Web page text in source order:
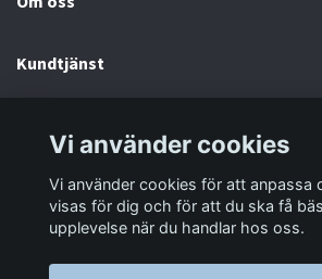
Kundtjänst
Sociala medier
Vi använder cookies
Vi använder cookies för att anpassa
visas för dig och för att du ska få
upplevelse när du handlar hos oss.